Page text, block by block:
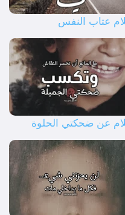
عتاب النفس
عن ضحكتي الحلوة